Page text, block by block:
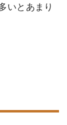
いとあまり